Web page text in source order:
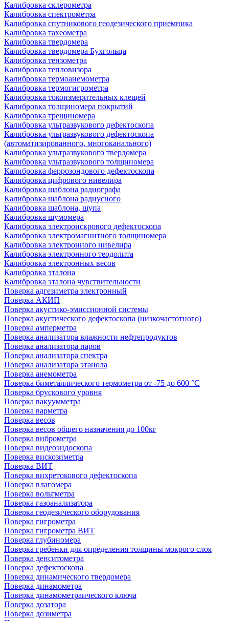
Калибровка склерометра
Калибровка спектрометра
Калибровка спутникового геодезического приемника
Калибровка тахеометра
Калибровка твердомера
Калибровка твердомера Бухгольца
Калибровка тензометра
Калибровка тепловизора
Калибровка термоанемометра
Калибровка термогигрометра
Калибровка токоизмерительных клещей
Калибровка толщиномера покрытий
Калибровка трещиномера
Калибровка ультразвукового дефектоскопа
Калибровка ультразвукового дефектоскопа
(автоматизированного, многоканального)
Калибровка ультразвукового твердомера
Калибровка ультразвукового толщиномера
Калибровка феррозондового дефектоскопа
Калибровка цифрового нивелира
Калибровка шаблона радиографа
Калибровка шаблона радиусного
Калибровка шаблона, щупа
Калибровка шумомера
Калибровка электроискрового дефектоскопа
Калибровка электромагнитного толщиномера
Калибровка электронного нивелира
Калибровка электронного теодолита
Калибровка электронных весов
Калибровка эталона
Калибровка эталона чувствительности
Поверка адгезиметра электронный
Поверка АКИП
Поверка акустико-эмиссионной системы
Поверка акустического дефектоскопа (низкочастотного)
Поверка амперметра
Поверка анализатора влажности нефтепродуктов
Поверка анализатора паров
Поверка анализатора спектра
Поверка анализатора этанола
Поверка анемометра
Поверка биметаллического термометра от -75 до 600 °С
Поверка брускового уровня
Поверка вакуумметра
Поверка варметра
Поверка весов
Поверка весов общего назначения до 100кг
Поверка виброметра
Поверка видеоэндоскопа
Поверка вискозиметра
Поверка ВИТ
Поверка вихретокового дефектоскопа
Поверка влагомера
Поверка вольтметра
Поверка газоанализатора
Поверка геодезического оборудования
Поверка гигрометра
Поверка гигрометра ВИТ
Поверка глубиномера
Поверка гребенки для определения толщины мокрого слоя
Поверка денситометра
Поверка дефектоскопа
Поверка динамического твердомера
Поверка динамометра
Поверка динамометраического ключа
Поверка дозатора
Поверка дозиметра